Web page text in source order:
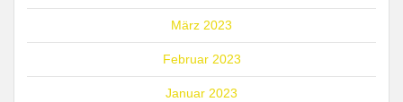
März 2023
Februar 2023
Januar 2023